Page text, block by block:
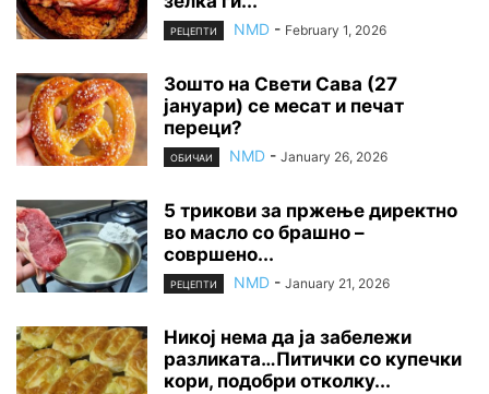
РЕЦЕПТИ NMD - February 1, 2026
Зошто на Свети Сава (27
јануари) се месат и печат
переци?
ОБИЧАИ NMD - January 26, 2026
5 трикови за пржење директно
во масло со брашно –
совршено...
РЕЦЕПТИ NMD - January 21, 2026
Никој нема да ја забележи
разликата…Питички со купечки
кори, подобри отколку...